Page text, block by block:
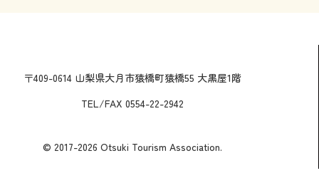
〒409-0614 山梨県大月市猿橋町猿橋55 大黒屋1階
TEL/FAX 0554-22-2942
© 2017-2026 Otsuki Tourism Association.